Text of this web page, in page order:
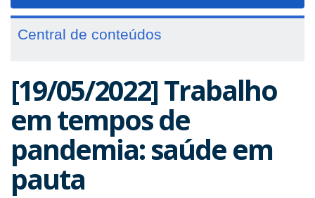
Central de conteúdos
[19/05/2022] Trabalho
em tempos de
pandemia: saúde em
pauta